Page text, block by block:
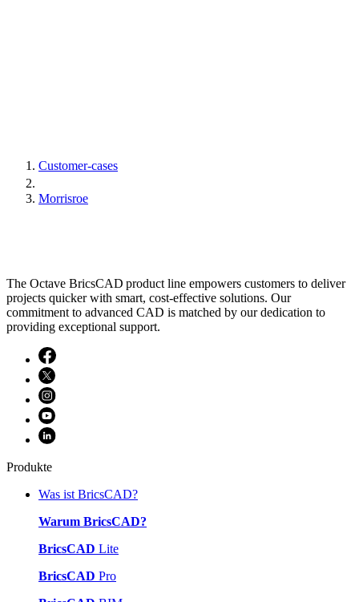
Customer-cases
Morrisroe
The Octave BricsCAD product line empowers customers to deliver
projects quicker with smart, cost-effective solutions. Our
commitment to advanced CAD is matched by our dedication to
providing exceptional support.
Produkte
Was ist BricsCAD?
Warum BricsCAD?
BricsCAD Lite
BricsCAD Pro